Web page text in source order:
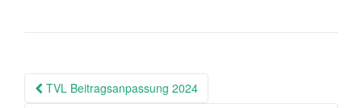
Beitragsnavigation
TVL Beitragsanpassung 2024